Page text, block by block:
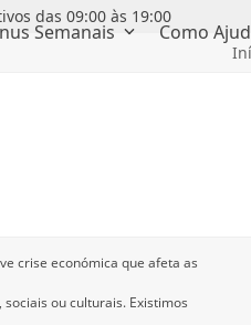
das 09:00 às 19:00
Semanais Como
crise económica que afeta as
ou culturais. Existimos